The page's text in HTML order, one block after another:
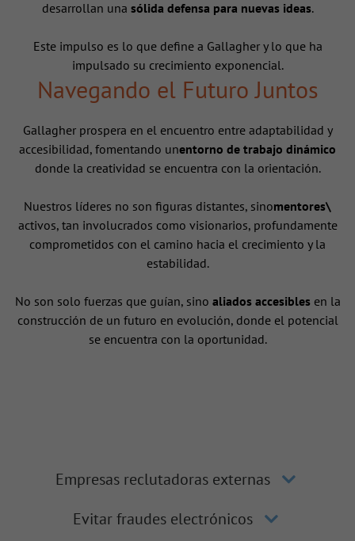
desarrollan una sólida defensa para nuevas ideas.
Este impulso es lo que define a Gallagher y lo que ha
impulsado su crecimiento exponencial.
Navegando el Futuro Juntos
Gallagher prospera en el encuentro entre adaptabilidad y
accesibilidad, fomentando unentorno de trabajo dinámico
donde la creatividad se encuentra con la orientación.
Nuestros líderes no son figuras distantes, sinomentores\
activos, tan involucrados como visionarios, profundamente
comprometidos con el camino hacia el crecimiento y la
estabilidad.
No son solo fuerzas que guían, sino aliados accesiblesen la
construcción de un futuro en evolución, donde el potencial
se encuentra con la oportunidad.
Empresas reclutadoras externas
Evitar fraudes electrónicos